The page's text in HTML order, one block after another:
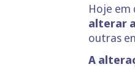
Hoje em
alterar
outras
A